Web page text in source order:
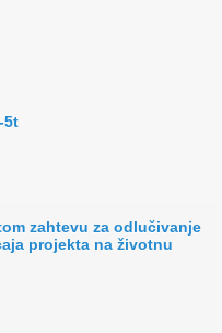
5t
zahtevu za odlučivanje
projekta na životnu